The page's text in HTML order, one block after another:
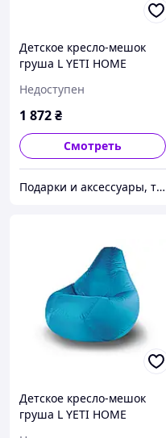
Детское кресло-мешок
груша L YETI HOME
хлопок
Недоступен
1 872₴
Смотреть
Подарки и аксессуары, товары для Вашего имиджа и комфорта.
Детское кресло-мешок
груша L YETI HOME